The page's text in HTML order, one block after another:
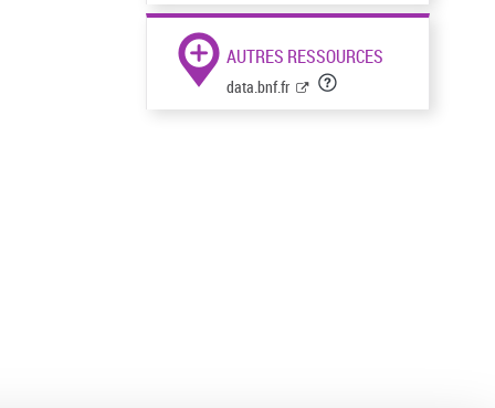
AUTRES RESSOURCES
data.bnf.fr